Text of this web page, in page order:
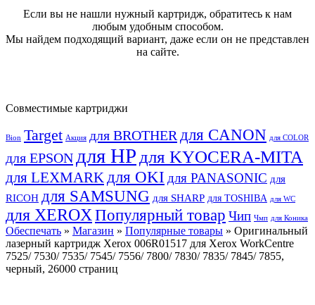
Если вы не нашли нужный картридж, обратитесь к нам
любым удобным способом.
Мы найдем подходящий вариант, даже если он не представлен
на сайте.
Совместимые картриджи
Bion Target Акция для BROTHER для CANON для COLOR
для EPSON для HP для KYOCERA-MITA
для LEXMARK для OKI для PANASONIC для
RICOH для SAMSUNG для SHARP для TOSHIBA для WC
для XEROX Популярный товар Чип Чмп для Коника
Обеспечать » Магазин » Популярные товары » Оригинальный
лазерный картридж Xerox 006R01517 для Xerox WorkCentre
7525/ 7530/ 7535/ 7545/ 7556/ 7800/ 7830/ 7835/ 7845/ 7855,
черный, 26000 страниц